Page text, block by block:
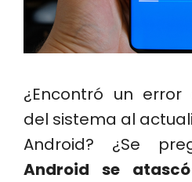
¿Encontró un error
del sistema al
Android? ¿Se
Android se